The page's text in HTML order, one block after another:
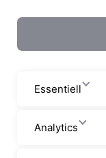
Essentiell
Analytics